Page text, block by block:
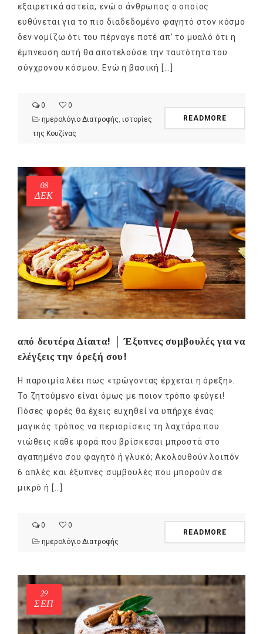
εξαιρετικά αστεία, ενώ ο άνθρωπος ο οποίος
ευθύνεται για το πιο διαδεδομένο φαγητό στον κόσμο
δεν νομίζω ότι του πέρναγε ποτέ απ’ το μυαλό ότι η
έμπνευση αυτή θα αποτελούσε την ταυτότητα του
σύγχρονου κόσμου. Ενώ η βασική […]
0
0
ημερολόγιο Διατροφής ιστορίες
της Κουζίνας
READMORE
08
ΔΕΚ
από δευτέρα Δίαιτα! │ Έξυπνες συμβουλές για να
ελέγξεις την όρεξή σου!
Η παροιμία λέει πως «τρώγοντας έρχεται η όρεξη».
Το ζητούμενο είναι όμως με ποιον τρόπο φεύγει!
Πόσες φορές θα έχεις ευχηθεί να υπήρχε ένας
μαγικός τρόπος να περιορίσεις τη λαχτάρα που
νιώθεις κάθε φορά που βρίσκεσαι μπροστά στο
αγαπημένο σου φαγητό ή γλυκό; Ακολουθούν λοιπόν
6 απλές και έξυπνες συμβουλές που μπορούν σε
μικρό ή […]
0
0
ημερολόγιο Διατροφής
READMORE
29
ΣΕΠ